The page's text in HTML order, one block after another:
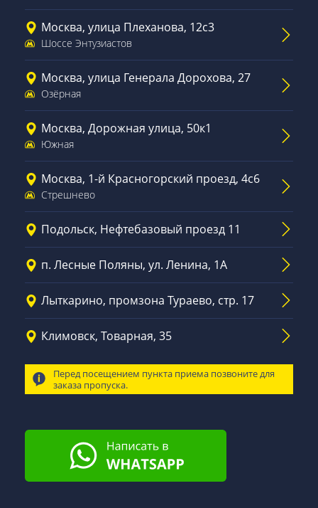
Москва, улица Плеханова, 12с3
Шоссе Энтузиастов
Москва, улица Генерала Дорохова, 27
Озёрная
Москва, Дорожная улица, 50к1
Южная
Москва, 1-й Красногорский проезд, 4с6
Стрешнево
Подольск, Нефтебазовый проезд 11
п. Лесные Поляны, ул. Ленина, 1А
Лыткарино, промзона Тураево, стр. 17
Климовск, Товарная, 35
Перед посещением пункта приема позвоните для
заказа пропуска.